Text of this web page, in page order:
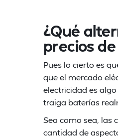
¿Qué
precios
Pues lo cierto es
que el mercado
electricidad es
traiga baterías
Sea como sea, las
cantidad de